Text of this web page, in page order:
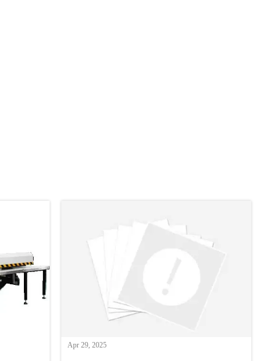
Apr 29, 2025